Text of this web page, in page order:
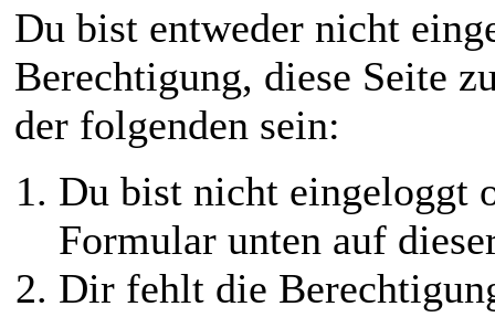
Du bist entweder nicht
Berechtigung, diese Seite
der folgenden sein:
Du bist nicht eingeloggt
Formular unten auf
Dir fehlt die